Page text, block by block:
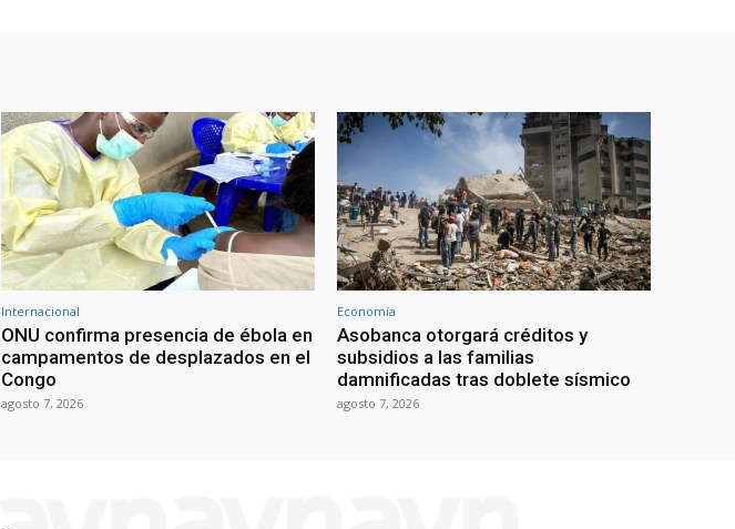
Internacional
ONU confirma presencia de ébola en
campamentos de desplazados en el
Congo
agosto 7, 2026
Economía
Asobanca otorgará créditos y
subsidios a las familias
damnificadas tras doblete sísmico
agosto 7, 2026